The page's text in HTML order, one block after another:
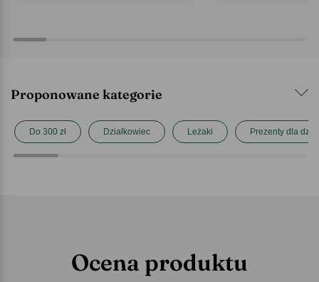
Proponowane kategorie
Do 300 zł Działkowiec Leżaki Prezenty dla
Ocena produktu